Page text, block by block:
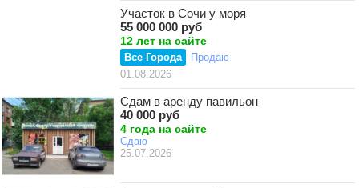
Участок в Сочи у моря
55 000 000 руб
12 лет на сайте
Все Города
Продаю
01.08.2026
Сдам в аренду павильон
40 000 руб
4 года на сайте
Сдаю
25.07.2026